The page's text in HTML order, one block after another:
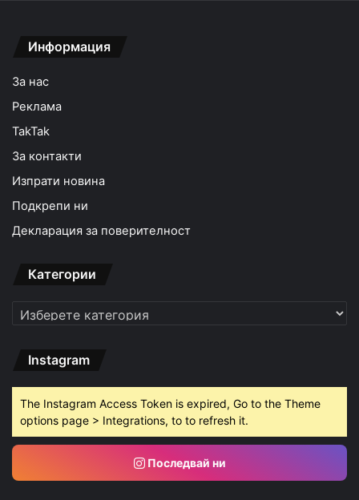
Информация
За нас
Реклама
TakTak
За контакти
Изпрати новина
Подкрепи ни
Декларация за поверителност
Категории
Категории
Instagram
The Instagram Access Token is expired, Go to the Theme
options page > Integrations, to to refresh it.
Последвай ни